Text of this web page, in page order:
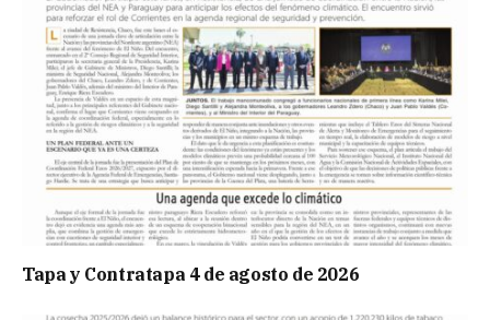
Tapa y Contratapa 4 de agosto de 2026